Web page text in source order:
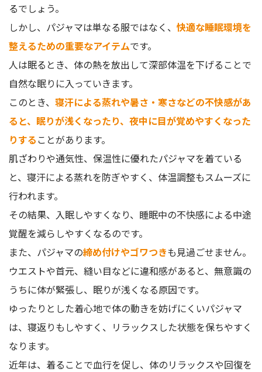
るでしょう。
しかし、パジャマは単なる服ではなく、 快適な睡眠環境を
整えるための重要なアイテムです。
人は眠るとき、体の熱を放出して深部体温を下げることで
自然な眠りに入っていきます。
このとき、 寝汗による蒸れや暑さ・寒さなどの不快感があ
ると、眠りが浅くなったり、夜中に目が覚めやすくなった
りする ことがあります。
肌ざわりや通気性、保温性に優れたパジャマを着ている
と、寝汗による蒸れを防ぎやすく、体温調整もスムーズに
行われます。
その結果、入眠しやすくなり、睡眠中の不快感による中途
覚醒を減らしやすくなるのです。
また、パジャマの締め付けやゴワつきも見過ごせません。
ウエストや首元、縫い目などに違和感があると、無意識の
うちに体が緊張し、眠りが浅くなる原因です。
ゆったりとした着心地で体の動きを妨げにくいパジャマ
は、寝返りもしやすく、リラックスした状態を保ちやすく
なります。
近年は、着ることで血行を促し、体のリラックスや回復を